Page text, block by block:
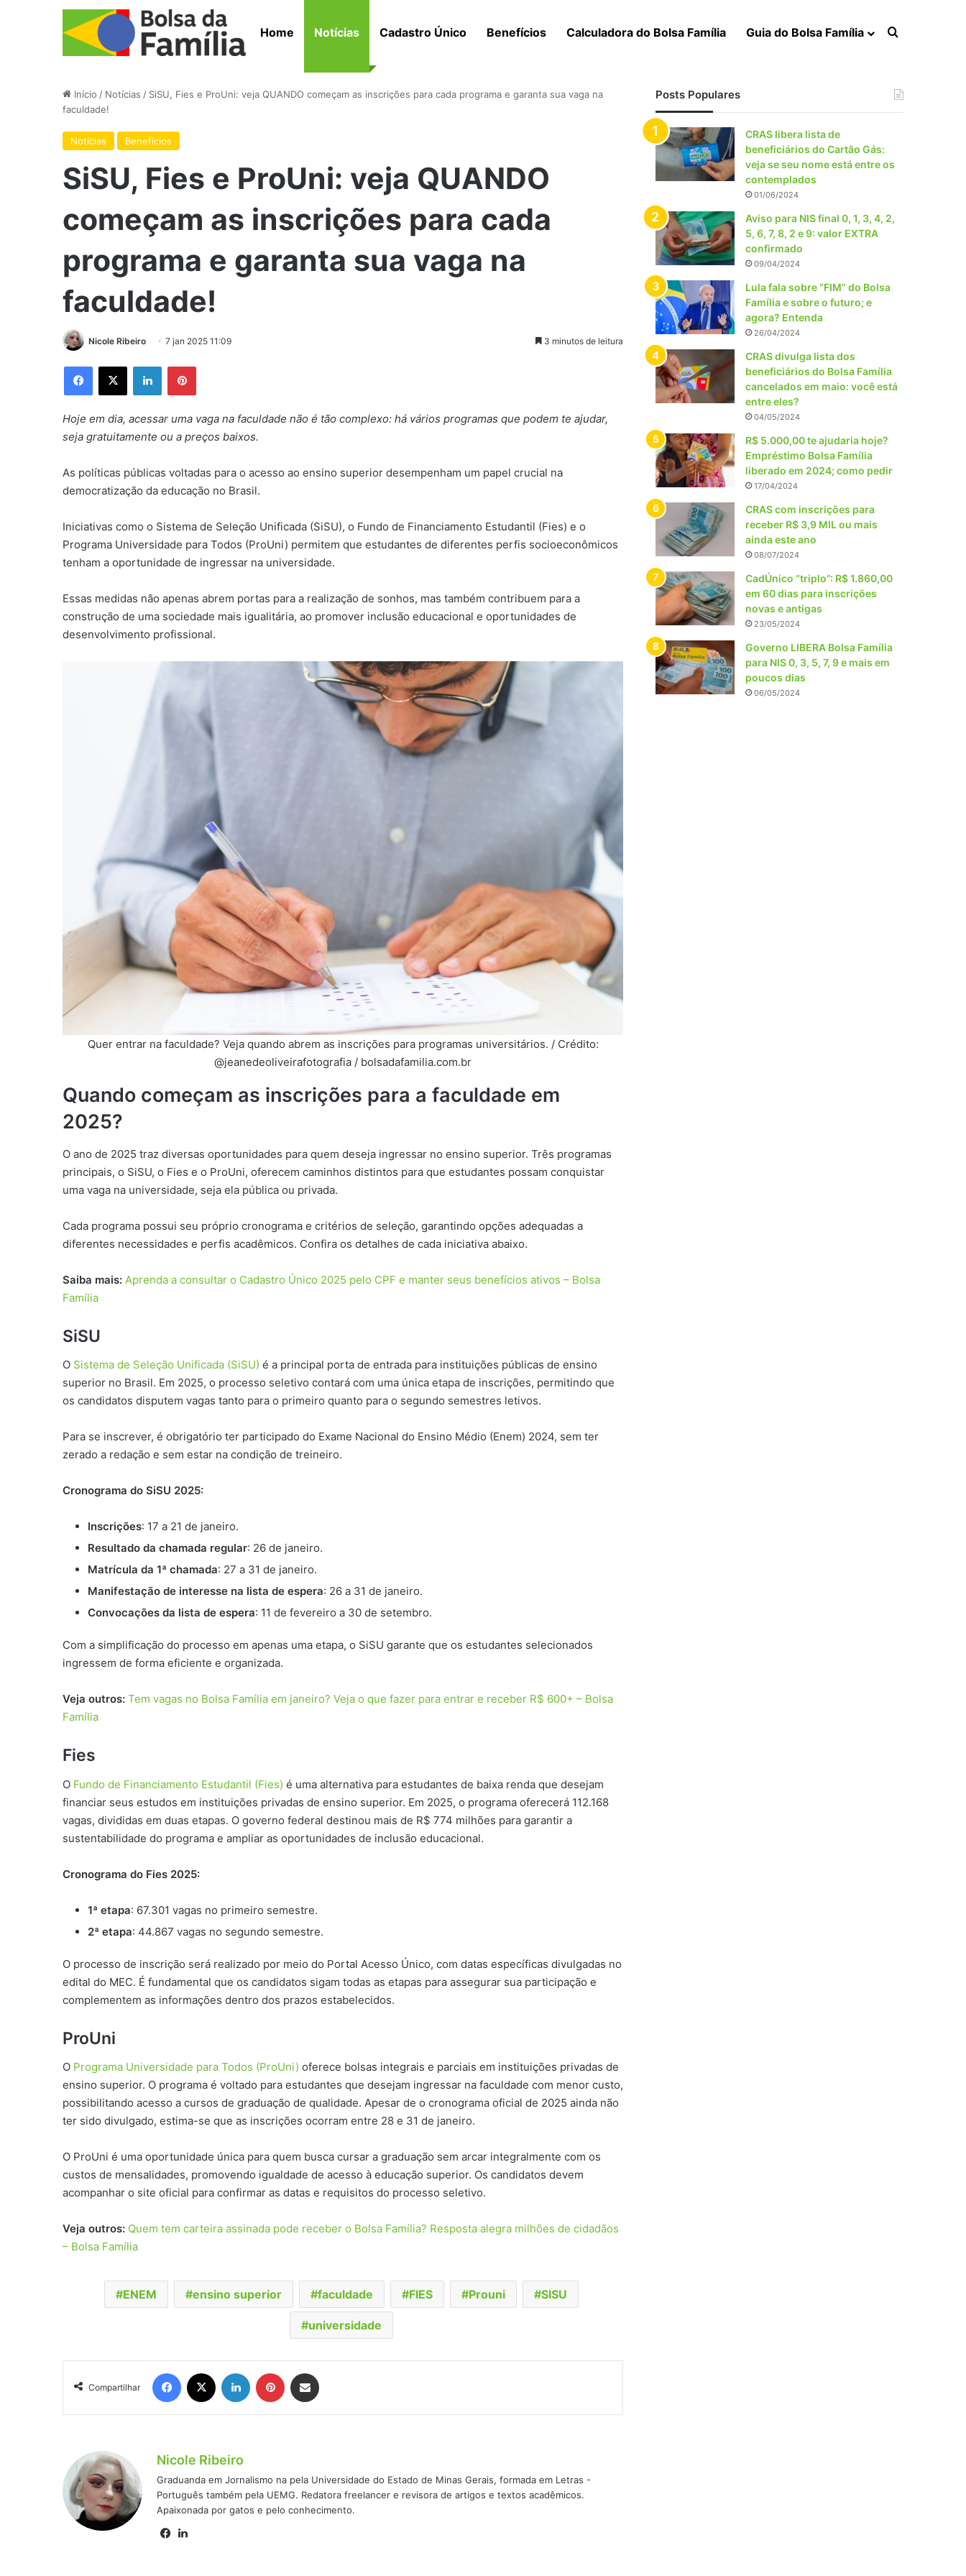
Home Notícias Cadastro Único Benefícios Calculadora do Bolsa Família Guia do Bolsa Família Procurar por
Início / Notícias / SiSU, Fies e ProUni: veja QUANDO começam as inscrições para cada programa e garanta sua vaga na
faculdade!
Notícias Benefícios
SiSU, Fies e ProUni: veja QUANDO
começam as inscrições para cada
programa e garanta sua vaga na
faculdade!
Nicole Ribeiro 7 jan 2025 11:09 3 minutos de leitura
Facebook
X LinkedinPinterest
Hoje em dia, acessar uma vaga na faculdade não é tão complexo: há vários programas que podem te ajudar,
seja gratuitamente ou a preços baixos.
As políticas públicas voltadas para o acesso ao ensino superior desempenham um papel crucial na
democratização da educação no Brasil.
Iniciativas como o Sistema de Seleção Unificada (SiSU), o Fundo de Financiamento Estudantil (Fies) e o
Programa Universidade para Todos (ProUni) permitem que estudantes de diferentes perfis socioeconômicos
tenham a oportunidade de ingressar na universidade.
Essas medidas não apenas abrem portas para a realização de sonhos, mas também contribuem para a
construção de uma sociedade mais igualitária, ao promover inclusão educacional e oportunidades de
desenvolvimento profissional.
Quer entrar na faculdade? Veja quando abrem as inscrições para programas universitários. / Crédito:
@jeanedeoliveirafotografia / bolsadafamilia.com.br
Quando começam as inscrições para a faculdade em
2025?
O ano de 2025 traz diversas oportunidades para quem deseja ingressar no ensino superior. Três programas
principais, o SiSU, o Fies e o ProUni, oferecem caminhos distintos para que estudantes possam conquistar
uma vaga na universidade, seja ela pública ou privada.
Cada programa possui seu próprio cronograma e critérios de seleção, garantindo opções adequadas a
diferentes necessidades e perfis acadêmicos. Confira os detalhes de cada iniciativa abaixo.
Saiba mais: Aprenda a consultar o Cadastro Único 2025 pelo CPF e manter seus benefícios ativos – Bolsa
Família
SiSU
O Sistema de Seleção Unificada (SiSU) é a principal porta de entrada para instituições públicas de ensino
superior no Brasil. Em 2025, o processo seletivo contará com uma única etapa de inscrições, permitindo que
os candidatos disputem vagas tanto para o primeiro quanto para o segundo semestres letivos.
Para se inscrever, é obrigatório ter participado do Exame Nacional do Ensino Médio (Enem) 2024, sem ter
zerado a redação e sem estar na condição de treineiro.
Cronograma do SiSU 2025:
Inscrições: 17 a 21 de janeiro.
Resultado da chamada regular: 26 de janeiro.
Matrícula da 1ª chamada: 27 a 31 de janeiro.
Manifestação de interesse na lista de espera: 26 a 31 de janeiro.
Convocações da lista de espera: 11 de fevereiro a 30 de setembro.
Com a simplificação do processo em apenas uma etapa, o SiSU garante que os estudantes selecionados
ingressem de forma eficiente e organizada.
Veja outros: Tem vagas no Bolsa Família em janeiro? Veja o que fazer para entrar e receber R$ 600+ – Bolsa
Família
Fies
O Fundo de Financiamento Estudantil (Fies) é uma alternativa para estudantes de baixa renda que desejam
financiar seus estudos em instituições privadas de ensino superior. Em 2025, o programa oferecerá 112.168
vagas, divididas em duas etapas. O governo federal destinou mais de R$ 774 milhões para garantir a
sustentabilidade do programa e ampliar as oportunidades de inclusão educacional.
Cronograma do Fies 2025:
1ª etapa: 67.301 vagas no primeiro semestre.
2ª etapa: 44.867 vagas no segundo semestre.
O processo de inscrição será realizado por meio do Portal Acesso Único, com datas específicas divulgadas no
edital do MEC. É fundamental que os candidatos sigam todas as etapas para assegurar sua participação e
complementem as informações dentro dos prazos estabelecidos.
ProUni
O Programa Universidade para Todos (ProUni) oferece bolsas integrais e parciais em instituições privadas de
ensino superior. O programa é voltado para estudantes que desejam ingressar na faculdade com menor custo,
possibilitando acesso a cursos de graduação de qualidade. Apesar de o cronograma oficial de 2025 ainda não
ter sido divulgado, estima-se que as inscrições ocorram entre 28 e 31 de janeiro.
O ProUni é uma oportunidade única para quem busca cursar a graduação sem arcar integralmente com os
custos de mensalidades, promovendo igualdade de acesso à educação superior. Os candidatos devem
acompanhar o site oficial para confirmar as datas e requisitos do processo seletivo.
Veja outros: Quem tem carteira assinada pode receber o Bolsa Família? Resposta alegra milhões de cidadãos
– Bolsa Família
ENEM ensino superior faculdade FIES Prouni SISU
universidade
Compartilhar
Facebook Linkedin Pinterest
Nicole Ribeiro
Graduanda em Jornalismo na pela Universidade do Estado de Minas Gerais, formada em Letras -
Português também pela UEMG. Redatora freelancer e revisora de artigos e textos acadêmicos.
Apaixonada por gatos e pelo conhecimento.
Facebook
Posts Populares
CRAS libera lista de
beneficiários do Cartão Gás:
veja se seu nome está entre os
contemplados
01/06/2024
Aviso para NIS final 0, 1, 3, 4, 2,
5, 6, 7, 8, 2 e 9: valor EXTRA
confirmado
09/04/2024
Lula fala sobre “FIM” do Bolsa
Família e sobre o futuro; e
agora? Entenda
26/04/2024
CRAS divulga lista dos
beneficiários do Bolsa Família
cancelados em maio: você está
entre eles?
04/05/2024
R$ 5.000,00 te ajudaria hoje?
Empréstimo Bolsa Família
liberado em 2024; como pedir
17/04/2024
CRAS com inscrições para
receber R$ 3,9 MIL ou mais
ainda este ano
08/07/2024
CadÚnico “triplo”: R$ 1.860,00
em 60 dias para inscrições
novas e antigas
23/05/2024
Governo LIBERA Bolsa Família
para NIS 0, 3, 5, 7, 9 e mais em
poucos dias
06/05/2024